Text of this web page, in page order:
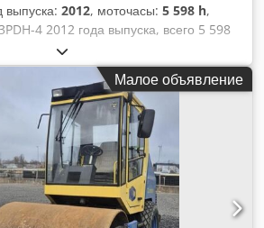
выпуска: 2012, моточасы: 5 598 h,
4 2012 года выпуска, всего 5 598
Bomag * Модель:
2012 * Считанные моточасы:
вес: 13 100 кг * Кондиционер *
119 кВт Cedpfjyt Uirex Ahujha *
Deutz * Дополнительные фото и
Цена: 39 900 евро без НДС + 19% НДС -
информации звоните:
call: Эрик Кортум: WhatsApp
Вся информация представлена без
и предварительная продажа.
Малое объявление